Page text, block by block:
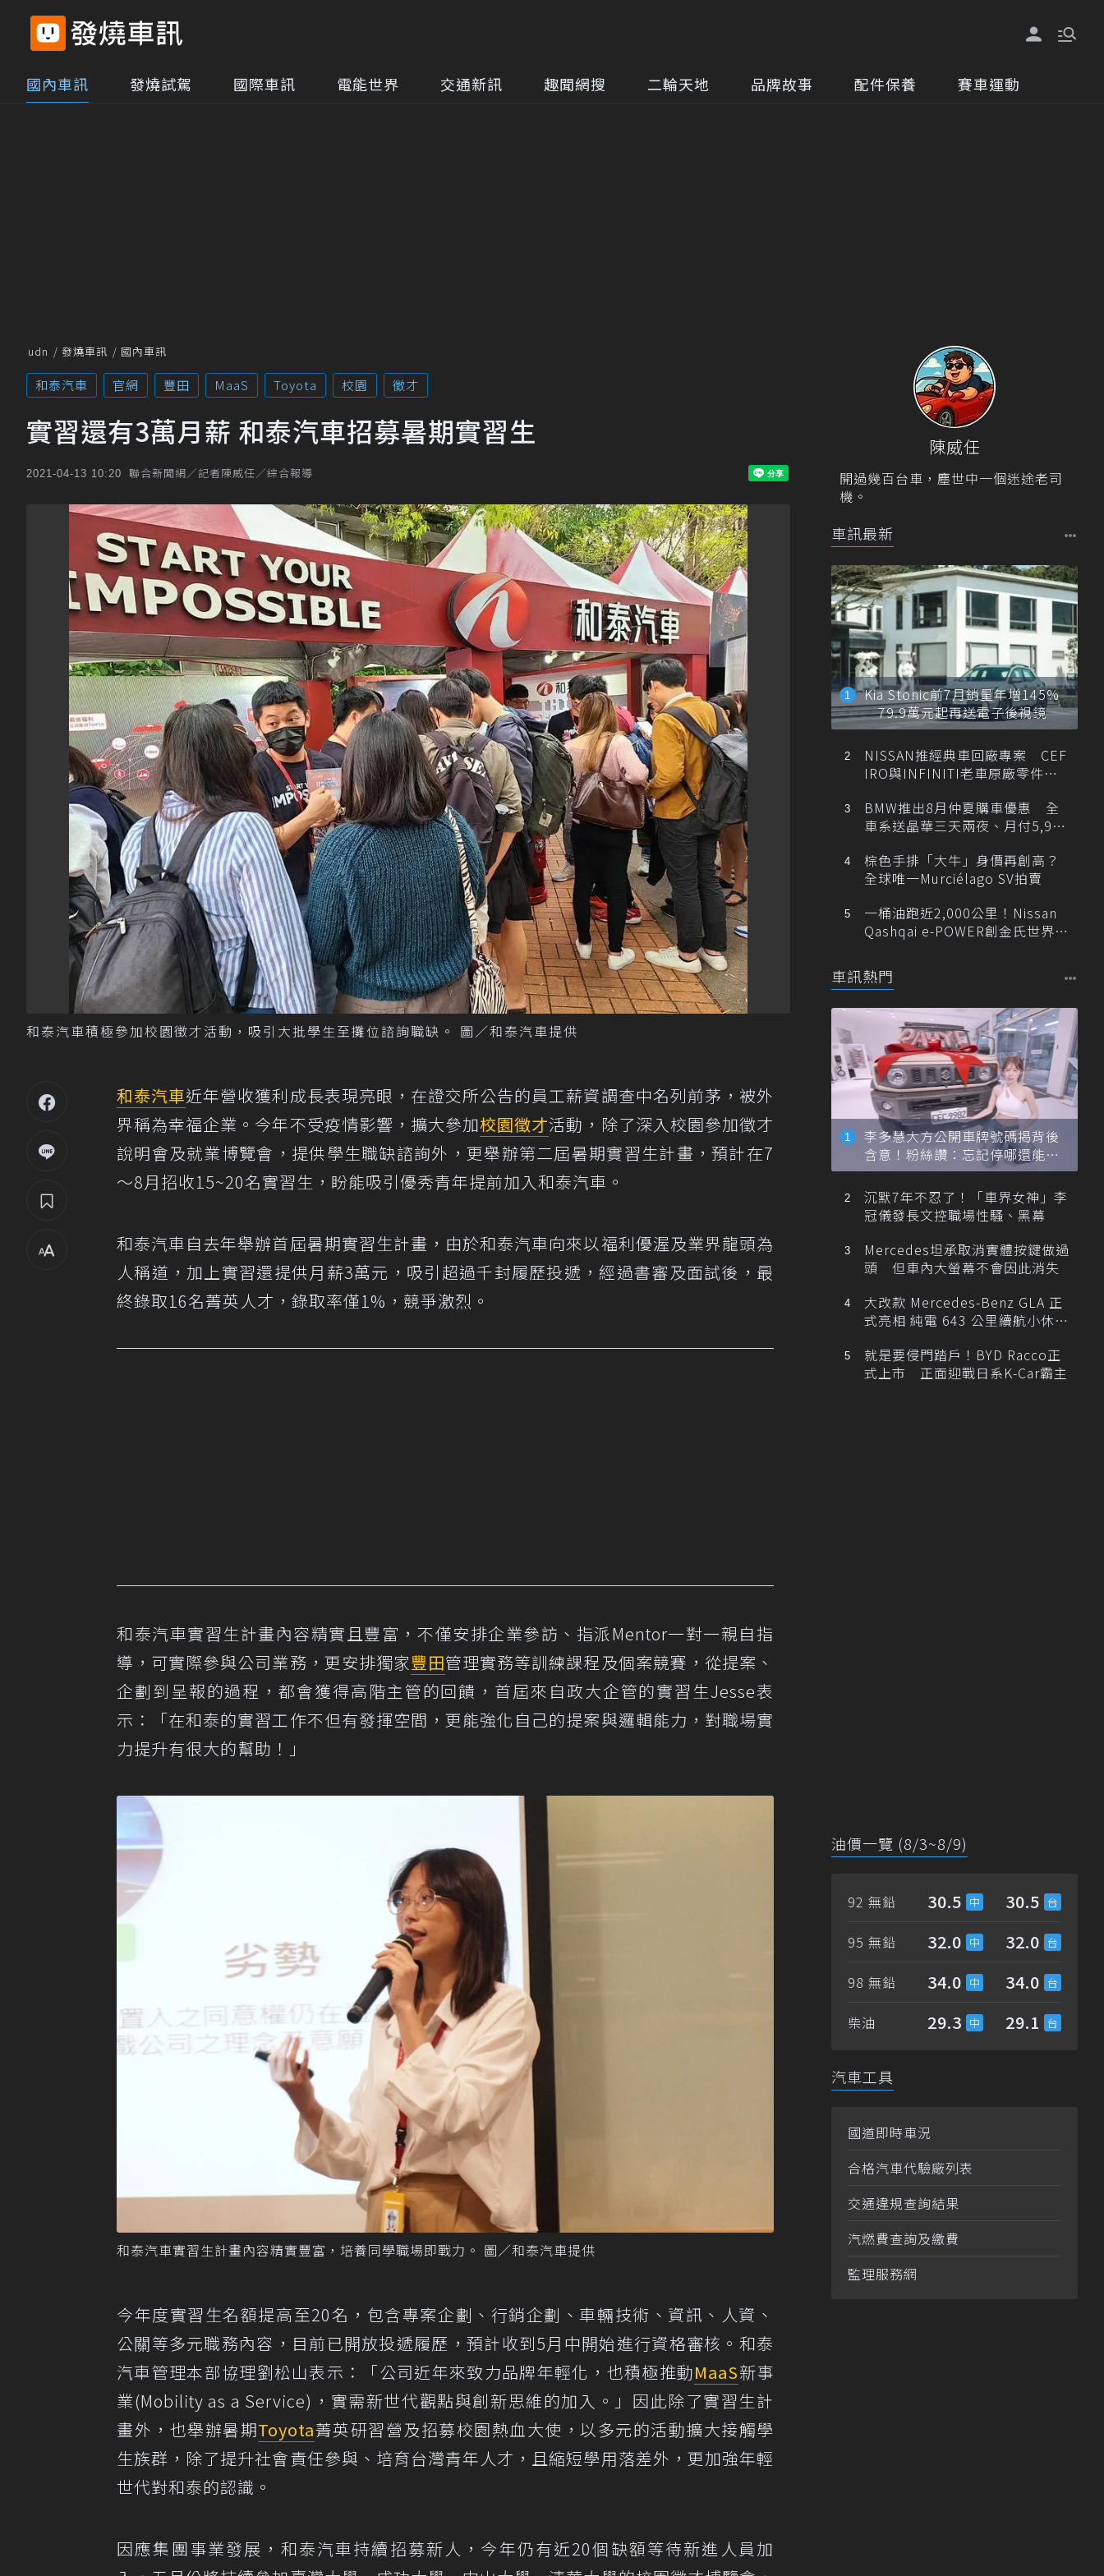
國內車訊 發燒試駕 國際車訊 電能世界 交通新訊 趣聞網搜 二輪天地 品牌故事 配件保養 賽車運動
udn 發燒車訊 國內車訊
和泰汽車 官網 豐田 MaaS Toyota 校園 徵才
實習還有3萬月薪 和泰汽車招募暑期實習生
2021-04-13 10:20 聯合新聞網／記者陳威任／綜合報導
和泰汽車積極參加校園徵才活動，吸引大批學生至攤位諮詢職缺。 圖／和泰汽車提供
和泰汽車近年營收獲利成長表現亮眼，在證交所公告的員工薪資調查中名列前茅，被外
界稱為幸福企業。今年不受疫情影響，擴大參加校園徵才活動，除了深入校園參加徵才
說明會及就業博覽會，提供學生職缺諮詢外，更舉辦第二屆暑期實習生計畫，預計在7
～8月招收15~20名實習生，盼能吸引優秀青年提前加入和泰汽車。
和泰汽車自去年舉辦首屆暑期實習生計畫，由於和泰汽車向來以福利優渥及業界龍頭為
人稱道，加上實習還提供月薪3萬元，吸引超過千封履歷投遞，經過書審及面試後，最
終錄取16名菁英人才，錄取率僅1%，競爭激烈。
和泰汽車實習生計畫內容精實且豐富，不僅安排企業參訪、指派Mentor一對一親自指
導，可實際參與公司業務，更安排獨家豐田管理實務等訓練課程及個案競賽，從提案、
企劃到呈報的過程，都會獲得高階主管的回饋，首屆來自政大企管的實習生Jesse表
示：「在和泰的實習工作不但有發揮空間，更能強化自己的提案與邏輯能力，對職場實
力提升有很大的幫助！」
和泰汽車實習生計畫內容精實豐富，培養同學職場即戰力。 圖／和泰汽車提供
今年度實習生名額提高至20名，包含專案企劃、行銷企劃、車輛技術、資訊、人資、
公關等多元職務內容，目前已開放投遞履歷，預計收到5月中開始進行資格審核。和泰
汽車管理本部協理劉松山表示：「公司近年來致力品牌年輕化，也積極推動MaaS新事
業(Mobility as a Service)，實需新世代觀點與創新思維的加入。」因此除了實習生計
畫外，也舉辦暑期Toyota菁英研習營及招募校園熱血大使，以多元的活動擴大接觸學
生族群，除了提升社會責任參與、培育台灣青年人才，且縮短學用落差外，更加強年輕
世代對和泰的認識。
因應集團事業發展，和泰汽車持續招募新人，今年仍有近20個缺額等待新進人員加
陳威任
開過幾百台車，塵世中一個迷途老司
機。
車訊最新
Kia Stonic前7月銷量年增145%
79.9萬元起再送電子後視鏡
NISSAN推經典車回廠專案 CEF
IRO與INFINITI老車原廠零件最
BMW推出8月仲夏購車優惠 全
車系送晶華三天兩夜、月付5,900
棕色手排「大牛」身價再創高？
全球唯一Murciélago SV拍賣
一桶油跑近2,000公里！Nissan
Qashqai e-POWER創金氏世界紀
車訊熱門
李多慧大方公開車牌號碼揭背後
含意！粉絲讚：忘記停哪還能幫
忙找車
沉默7年不忍了！「車界女神」李
冠儀發長文控職場性騷、黑幕
Mercedes坦承取消實體按鍵做過
頭 但車內大螢幕不會因此消失
大改款 Mercedes-Benz GLA 正
式亮相 純電 643 公里續航小休
就是要侵門踏戶！BYD Racco正
式上市 正面迎戰日系K-Car霸主
油價一覽 (8/3~8/9)
92 無鉛 30.5 30.5
95 無鉛 32.0 32.0
98 無鉛 34.0 34.0
柴油 29.3 29.1
汽車工具
國道即時車況
合格汽車代驗廠列表
交通違規查詢結果
汽燃費查詢及繳費
監理服務網